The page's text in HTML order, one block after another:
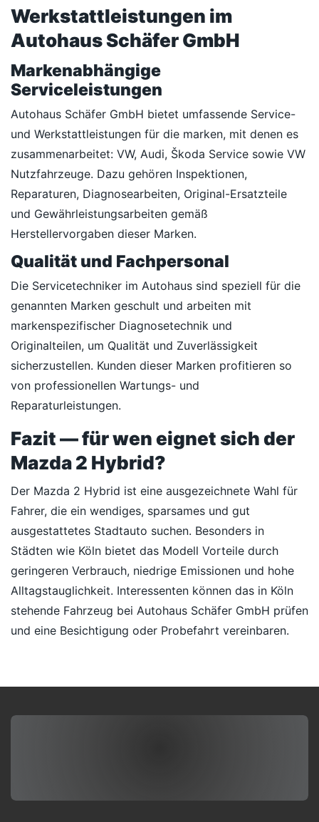
Werkstattleistungen im
Autohaus Schäfer GmbH
Markenabhängige
Serviceleistungen
Autohaus Schäfer GmbH bietet umfassende Service-
und Werkstattleistungen für die marken, mit denen es
zusammenarbeitet: VW, Audi, Škoda Service sowie VW
Nutzfahrzeuge. Dazu gehören Inspektionen,
Reparaturen, Diagnosearbeiten, Original-Ersatzteile
und Gewährleistungsarbeiten gemäß
Herstellervorgaben dieser Marken.
Qualität und Fachpersonal
Die Servicetechniker im Autohaus sind speziell für die
genannten Marken geschult und arbeiten mit
markenspezifischer Diagnosetechnik und
Originalteilen, um Qualität und Zuverlässigkeit
sicherzustellen. Kunden dieser Marken profitieren so
von professionellen Wartungs- und
Reparaturleistungen.
Fazit — für wen eignet sich der
Mazda 2 Hybrid?
Der Mazda 2 Hybrid ist eine ausgezeichnete Wahl für
Fahrer, die ein wendiges, sparsames und gut
ausgestattetes Stadtauto suchen. Besonders in
Städten wie Köln bietet das Modell Vorteile durch
geringeren Verbrauch, niedrige Emissionen und hohe
Alltagstauglichkeit. Interessenten können das in Köln
stehende Fahrzeug bei Autohaus Schäfer GmbH prüfen
und eine Besichtigung oder Probefahrt vereinbaren.